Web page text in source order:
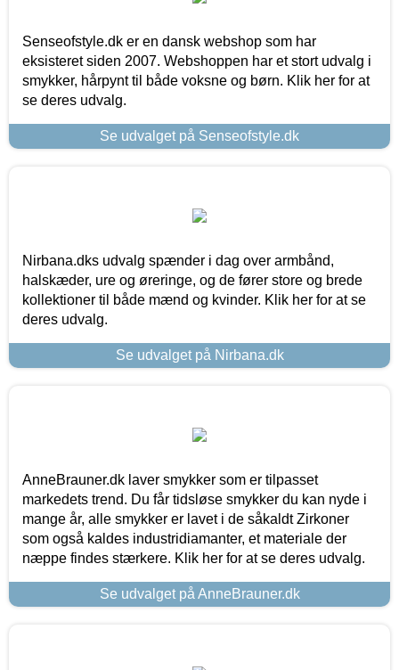
Senseofstyle.dk er en dansk webshop som har
eksisteret siden 2007. Webshoppen har et stort udvalg i
smykker, hårpynt til både voksne og børn. Klik her for at
se deres udvalg.
Se udvalget på Senseofstyle.dk
Nirbana.dks udvalg spænder i dag over armbånd,
halskæder, ure og øreringe, og de fører store og brede
kollektioner til både mænd og kvinder. Klik her for at se
deres udvalg.
Se udvalget på Nirbana.dk
AnneBrauner.dk laver smykker som er tilpasset
markedets trend. Du får tidsløse smykker du kan nyde i
mange år, alle smykker er lavet i de såkaldt Zirkoner
som også kaldes industridiamanter, et materiale der
næppe findes stærkere. Klik her for at se deres udvalg.
Se udvalget på AnneBrauner.dk